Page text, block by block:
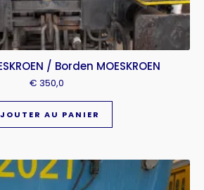
/ Borden MOESKROEN
€ 350,0
AU PANIER